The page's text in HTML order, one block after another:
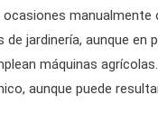
ocasiones manualmente
de jardinería, aunque en
máquinas
aunque puede